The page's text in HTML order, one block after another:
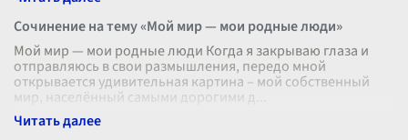
Сочинение на тему «Мой мир — мои родные люди»
Мой мир — мои родные люди Когда я закрываю глаза и
отправляюсь в свои размышления, передо мной
открывается удивительная картина – мой собственный
мир, населённый самыми дорогими д